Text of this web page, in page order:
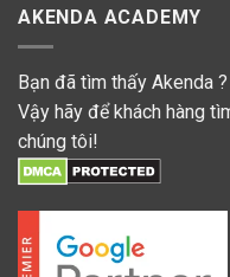
AKENDA ACADEMY
Bạn đã tìm thấy Akenda ?
Vậy hãy để khách hàng
chúng tôi!